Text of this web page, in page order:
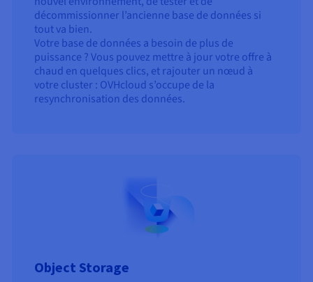
décommissionner l’ancienne base de données si
tout va bien.
Votre base de données a besoin de plus de
puissance ? Vous pouvez mettre à jour votre offre à
chaud en quelques clics, et rajouter un nœud à
votre cluster : OVHcloud s’occupe de la
resynchronisation des données.
Object Storage